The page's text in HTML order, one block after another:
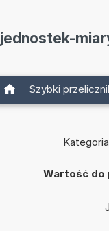
jednostek-
Szybki
Wartość do